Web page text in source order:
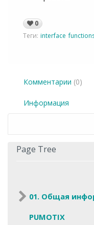
0
Теги: interface
Комментарии (0)
Информация
Page Tree
01. Общая
PUMOTIX